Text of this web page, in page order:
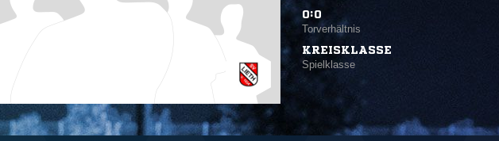
0:0
Torverhältnis
KREISKLASSE
Spielklasse